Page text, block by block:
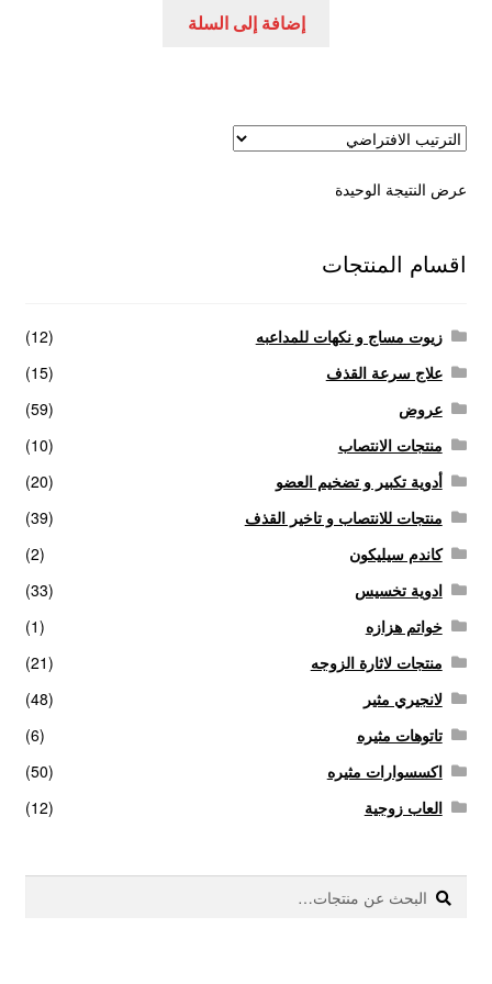
كاندم سيليكون
لانجيري مثير
منتجات الانتصاب
منتجات خاصة بالزوجة
منتجات للانتصاب و تاخير القذف
هو:
إضافة إلى السلة
عرض النتيجة الوحيدة
اقسام المنتجات
زيوت مساج و نكهات للمداعبه
(12)
علاج سرعة القذف
(15)
عروض
(59)
منتجات الانتصاب
(10)
أدوية تكبير و تضخيم العضو
(20)
منتجات للانتصاب و تاخير القذف
(39)
كاندم سيليكون
(2)
ادوية تخسيس
(33)
خواتم هزازه
(1)
منتجات لاثارة الزوجه
(21)
لانجيري مثير
(48)
تاتوهات مثيره
(6)
اكسسوارات مثيره
(50)
العاب زوجية
(12)
البحث
عن:
بحث